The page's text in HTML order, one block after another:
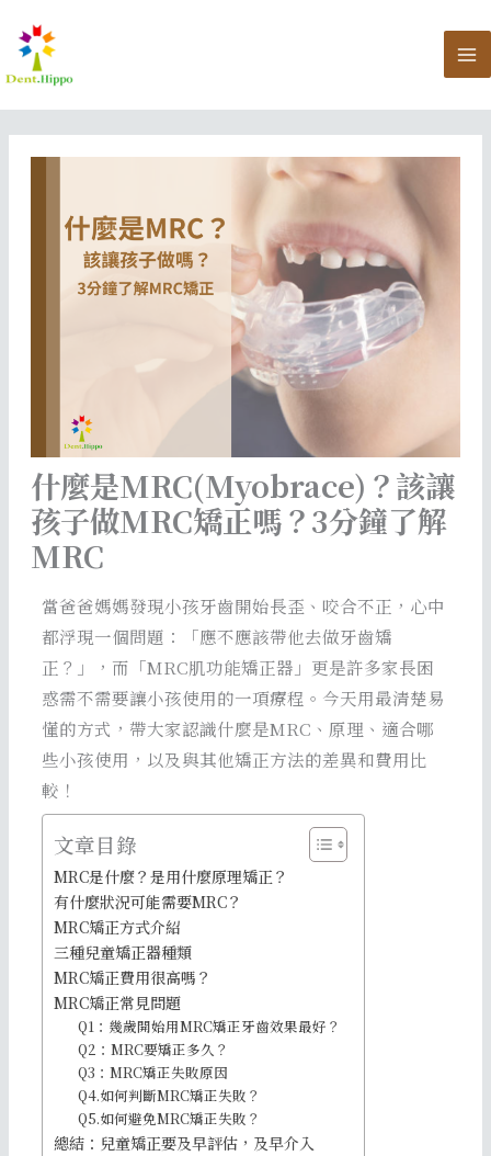
主
要
內
什麼是MRC(Myobrace)？該讓
孩子做MRC矯正嗎？3分鐘了解
MRC
當爸爸媽媽發現小孩牙齒開始長歪、咬合不正，心中
都浮現一個問題：「應不應該帶他去做牙齒矯
正？」，而「MRC肌功能矯正器」更是許多家長困
惑需不需要讓小孩使用的一項療程。今天用最清楚易
懂的方式，帶大家認識什麼是MRC、原理、適合哪
些小孩使用，以及與其他矯正方法的差異和費用比
較！
文章目錄
MRC是什麼？是用什麼原理矯正？
有什麼狀況可能需要MRC？
MRC矯正方式介紹
三種兒童矯正器種類
MRC矯正費用很高嗎？
MRC矯正常見問題
Q1：幾歲開始用MRC矯正牙齒效果最好？
Q2：MRC要矯正多久？
Q3：MRC矯正失敗原因
Q4.如何判斷MRC矯正失敗？
Q5.如何避免MRC矯正失敗？
總結：兒童矯正要及早評估，及早介入